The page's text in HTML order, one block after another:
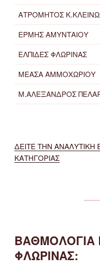
ΑΤΡΟΜΗΤΟΣ
ΕΡΜΗΣ ΑΜΥΝΤΑΙΟΥ
ΕΛΠΙΔΕΣ ΦΛΩΡΙΝΑΣ
ΜΕΑΣΑ ΑΜΜΟΧΩΡΙΟΥ
Μ.ΑΛΕΞΑΝΔΡΟΣ
ΔΕΙΤΕ ΤΗΝ
ΚΑΤΗΓΟΡΙΑΣ
ΒΑΘΜΟΛΟΓΙΑ
ΦΛΩΡΙΝΑΣ: